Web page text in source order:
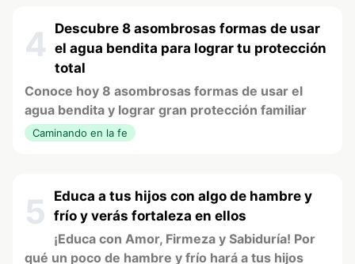
4
Descubre 8 asombrosas formas de usar
el agua bendita para lograr tu protección
total
Conoce hoy 8 asombrosas formas de usar el
agua bendita y lograr gran protección familiar
Caminando en la fe
5
Educa a tus hijos con algo de hambre y
frío y verás fortaleza en ellos
¡Educa con Amor, Firmeza y Sabiduría! Por
qué un poco de hambre y frío hará a tus hijos